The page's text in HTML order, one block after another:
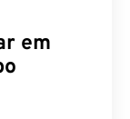
em